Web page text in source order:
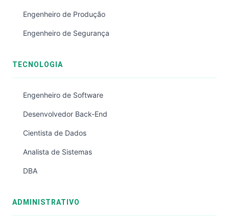
Engenheiro de Produção
Engenheiro de Segurança
TECNOLOGIA
Engenheiro de Software
Desenvolvedor Back-End
Cientista de Dados
Analista de Sistemas
DBA
ADMINISTRATIVO